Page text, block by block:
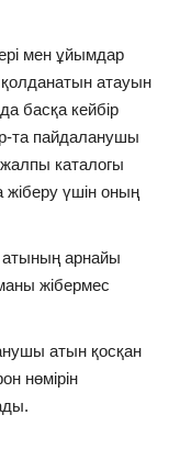
мен ұйымдар
атауын
басқа кейбір
та пайдаланушы
каталогы
үшін оның
атының арнайы
жібермес
атын қосқан
нөмірін